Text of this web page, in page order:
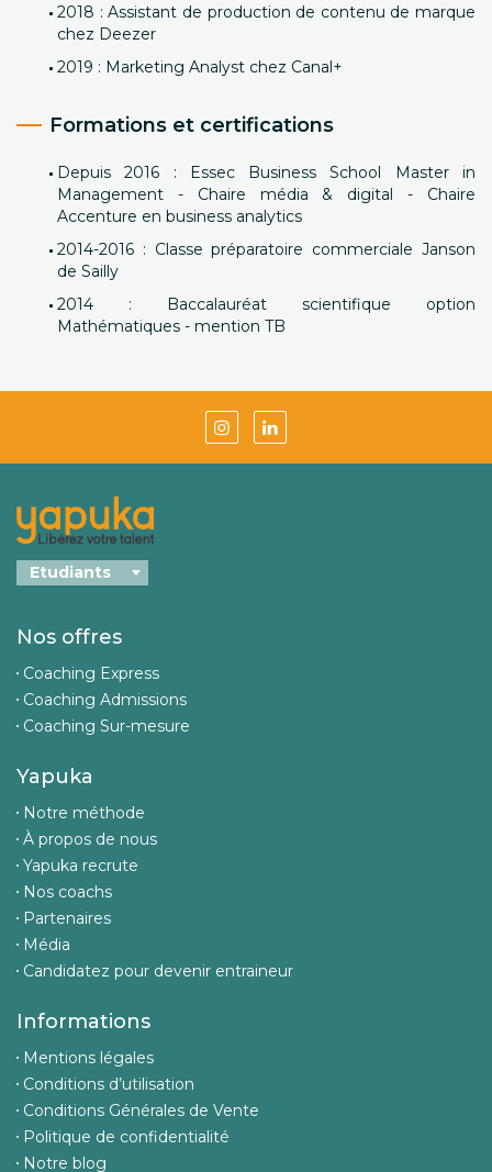
2018 : Assistant de production de contenu de marque
chez Deezer
2019 : Marketing Analyst chez Canal+
Formations et certifications
Depuis 2016 : Essec Business School Master in
Management - Chaire média & digital - Chaire
Accenture en business analytics
2014-2016 : Classe préparatoire commerciale Janson
de Sailly
2014 : Baccalauréat scientifique option
Mathématiques - mention TB
Nos offres
Coaching Express
Coaching Admissions
Coaching Sur-mesure
Yapuka
Notre méthode
À propos de nous
Yapuka recrute
Nos coachs
Partenaires
Média
Candidatez pour devenir entraineur
Informations
Mentions légales
Conditions d’utilisation
Conditions Générales de Vente
Politique de confidentialité
Notre blog